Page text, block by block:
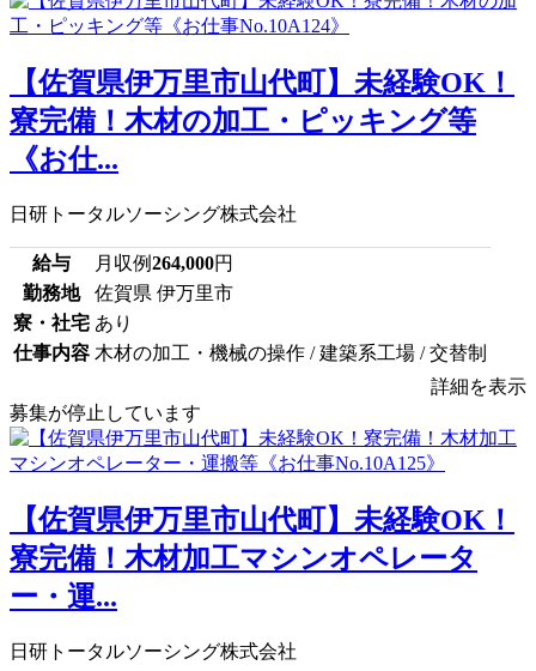
【佐賀県伊万里市山代町】未経験OK！
寮完備！木材の加工・ピッキング等
《お仕...
日研トータルソーシング株式会社
給与 月収例264,000円
勤務地
佐賀県 伊万里市
寮・社宅 あり
仕事内容 木材の加工・機械の操作 / 建築系工場 / 交替制
詳細を表示
募集が停止しています
【佐賀県伊万里市山代町】未経験OK！
寮完備！木材加工マシンオペレータ
ー・運...
日研トータルソーシング株式会社